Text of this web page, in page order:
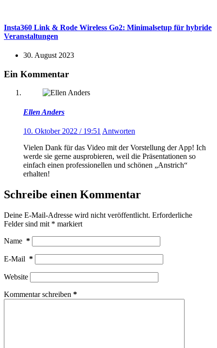
Insta360 Link & Rode Wireless Go2: Minimalsetup für hybride
Veranstaltungen
30. August 2023
Ein Kommentar
Ellen Anders
10. Oktober 2022 / 19:51 Antworten
Vielen Dank für das Video mit der Vorstellung der App! Ich
werde sie gerne ausprobieren, weil die Präsentationen so
einfach einen professionellen und schönen „Anstrich“
erhalten!
Schreibe einen Kommentar
Deine E-Mail-Adresse wird nicht veröffentlicht. Erforderliche
Felder sind mit * markiert
Name *
E-Mail *
Website
Kommentar schreiben *